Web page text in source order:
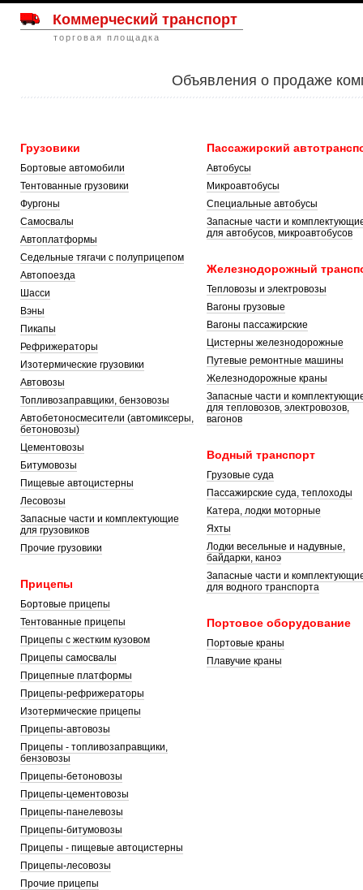
Коммерческий транспорт
торговая площадка
Объявления о продаже
Грузовики
Бортовые автомобили
Тентованные грузовики
Фургоны
Самосвалы
Автоплатформы
Седельные тягачи с полуприцепом
Автопоезда
Шасси
Вэны
Пикапы
Рефрижераторы
Изотермические грузовики
Автовозы
Топливозаправщики, бензовозы
Автобетоносмесители (автомиксеры,
бетоновозы)
Цементовозы
Битумовозы
Пищевые автоцистерны
Лесовозы
Запасные части и комплектующие
для грузовиков
Прочие грузовики
Прицепы
Бортовые прицепы
Тентованные прицепы
Прицепы с жестким кузовом
Прицепы самосвалы
Прицепные платформы
Прицепы-рефрижераторы
Изотермические прицепы
Прицепы-автовозы
Прицепы - топливозаправщики,
бензовозы
Прицепы-бетоновозы
Прицепы-цементовозы
Прицепы-панелевозы
Прицепы-битумовозы
Прицепы - пищевые автоцистерны
Прицепы-лесовозы
Прочие прицепы
Пассажирский
Автобусы
Микроавтобусы
Специальные автобусы
Запасные части и
для автобусов, микроавтобусов
Железнодорожный
Тепловозы и электровозы
Вагоны грузовые
Вагоны пассажирские
Цистерны железнодорожные
Путевые ремонтные машины
Железнодорожные краны
Запасные части и
для тепловозов, электровозов,
вагонов
Водный транспорт
Грузовые суда
Пассажирские суда, теплоходы
Катера, лодки моторные
Яхты
Лодки весельные и надувные,
байдарки, каноэ
Запасные части и
для водного транспорта
Портовое оборудование
Портовые краны
Плавучие краны